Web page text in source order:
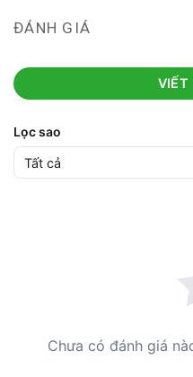
ĐÁNH GIÁ
VIẾT
Lọc sao
Chưa có đánh giá